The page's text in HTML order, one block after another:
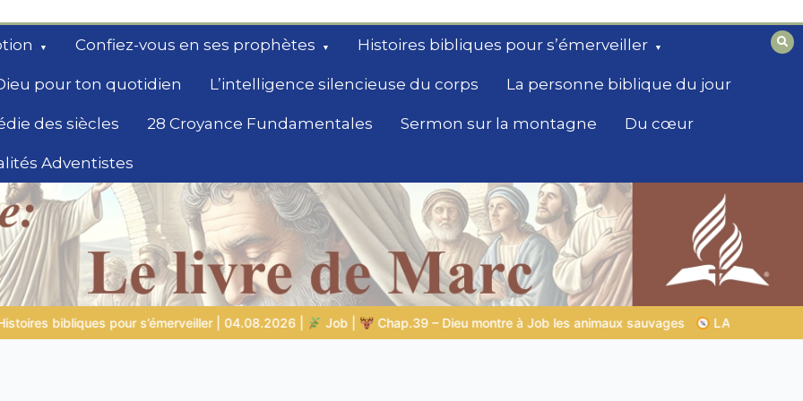
Confiez-vous en ses prophètes Histoires bibliques pour s’émerveiller
pour ton quotidien L’intelligence silencieuse du corps La personne biblique du jour
des siècles 28 Croyance Fundamentales Sermon sur la montagne Du cœur
Adventistes
un
| Job | Chap.39 – Dieu montre à Job les animaux sauvages LA SAGESSE DE DIEU POUR TON QUOTIDIEN |